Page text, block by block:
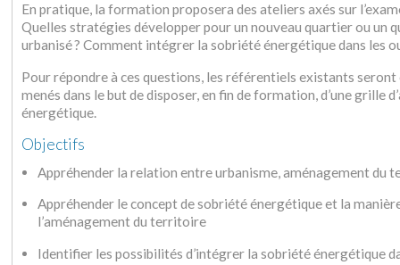
En pratique, la formation proposera des ateliers axés sur
Quelles stratégies développer pour un nouveau quartier ou
urbanisé ? Comment intégrer la sobriété énergétique dans les
Pour répondre à ces questions, les référentiels existants
menés dans le but de disposer, en fin de formation, d’une grille
énergétique.
Objectifs
Appréhender la relation entre urbanisme, aménagement du
Appréhender le concept de sobriété énergétique et la
l’aménagement du territoire
Identifier les possibilités d’intégrer la sobriété énergétique